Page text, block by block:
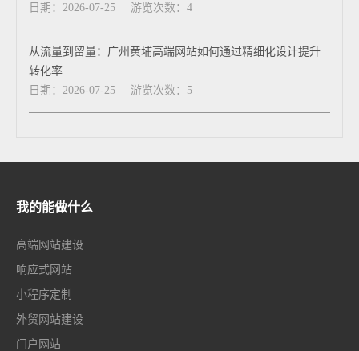
日期：2026-07-25
游览次数：4
从流量到留量：广州黄埔高端网站如何通过精细化设计提升
转化率
日期：2026-07-25
游览次数：5
我的能做什么
高端网站建设
响应式网站
小程序定制
外贸网站建设
门户网站